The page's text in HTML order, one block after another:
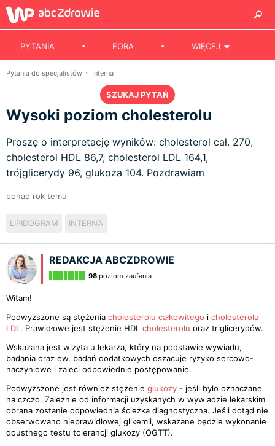
PYTANIA FORA WIĘCEJ
Pytania do specjalistów Interna
SZUKAJ PYTAŃ
Wysoki poziom cholesterolu
Proszę o interpretację wyników: cholesterol cał. 270,
cholesterol HDL 86,7, cholesterol LDL 164,1,
trójglicerydy 96, glukoza 104. Pozdrawiam
ponad rok temu
LIPIDOGRAM INTERNA
REDAKCJA ABCZDROWIE
98 poziom zaufania
Witam!
Podwyższone są stężenia cholesterolu całkowitego i cholesterolu
LDL . Prawidłowe jest stężenie HDL cholesterolu oraz triglicerydów.
Wskazana jest wizyta u lekarza, który na podstawie wywiadu,
badania oraz ew. badań dodatkowych oszacuje ryzyko sercowo-
naczyniowe i zaleci odpowiednie postępowanie.
Podwyższone jest również stężenie glukozy - jeśli było oznaczane
na czczo. Zależnie od informacji uzyskanych w wywiadzie lekarskim
obrana zostanie odpowiednia ścieżka diagnostyczna. Jeśli dotąd nie
obserwowano nieprawidłowej glikemii, wskazane będzie wykonanie
doustnego testu tolerancji glukozy (OGTT).